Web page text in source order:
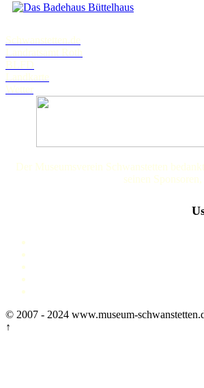
Büttelhaus
Schwanstetten.de
Landratsamt Roth
BLFD
Landkarte
Wetter
Der Museumsverein Schwanstetten
seinen
© 2007 - 2024 www.museum-
↑